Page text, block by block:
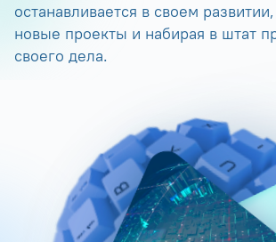
останавливается в своем
новые проекты и набирая в штат
своего дела.